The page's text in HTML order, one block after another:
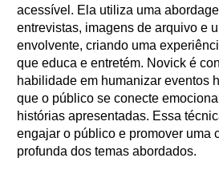
acessível. Ela utiliza uma
entrevistas, imagens de arquivo e
envolvente, criando uma
que educa e entretém. Novick é
habilidade em humanizar eventos
que o público se conecte
histórias apresentadas. Essa
engajar o público e promover uma
profunda dos temas abordados.